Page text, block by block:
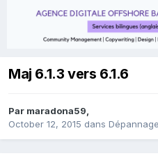
Maj 6.1.3 vers 6.1.6
Par maradona59
October 12, 2015 dans